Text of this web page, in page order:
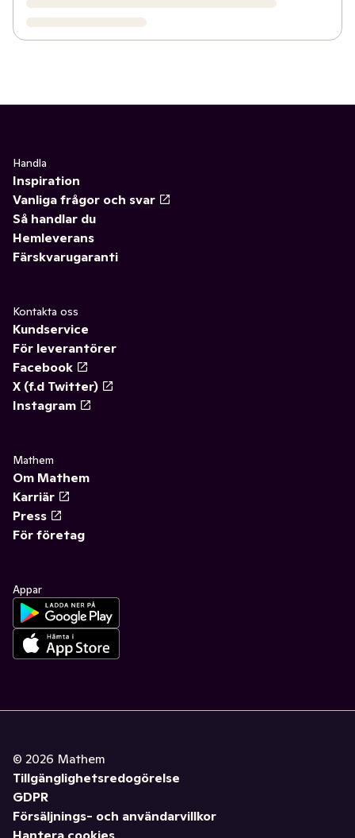
Handla
Inspiration
Vanliga frågor och svar
Så handlar du
Hemleverans
Färskvarugaranti
Kontakta oss
Kundservice
För leverantörer
Facebook
X (f.d Twitter)
Instagram
Mathem
Om Mathem
Karriär
Press
För företag
Appar
© 2026 Mathem
Tillgänglighetsredogörelse
GDPR
Försäljnings- och användarvillkor